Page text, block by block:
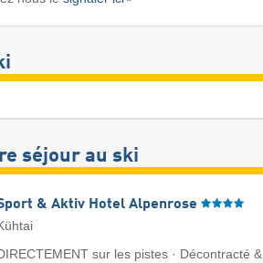
séjour au ski
& Aktiv Hotel Alpenrose
sur les pistes · Décontracté &